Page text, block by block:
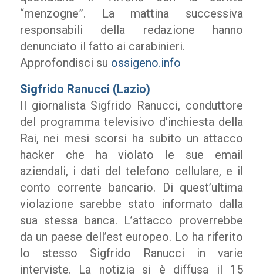
“menzogne”. La mattina successiva
responsabili della redazione hanno
denunciato il fatto ai carabinieri.
Approfondisci su ossigeno.info
Sigfrido Ranucci (Lazio)
Il giornalista Sigfrido Ranucci, conduttore
del programma televisivo d’inchiesta della
Rai, nei mesi scorsi ha subito un attacco
hacker che ha violato le sue email
aziendali, i dati del telefono cellulare, e il
conto corrente bancario. Di quest’ultima
violazione sarebbe stato informato dalla
sua stessa banca. L’attacco proverrebbe
da un paese dell’est europeo. Lo ha riferito
lo stesso Sigfrido Ranucci in varie
interviste. La notizia si è diffusa il 15